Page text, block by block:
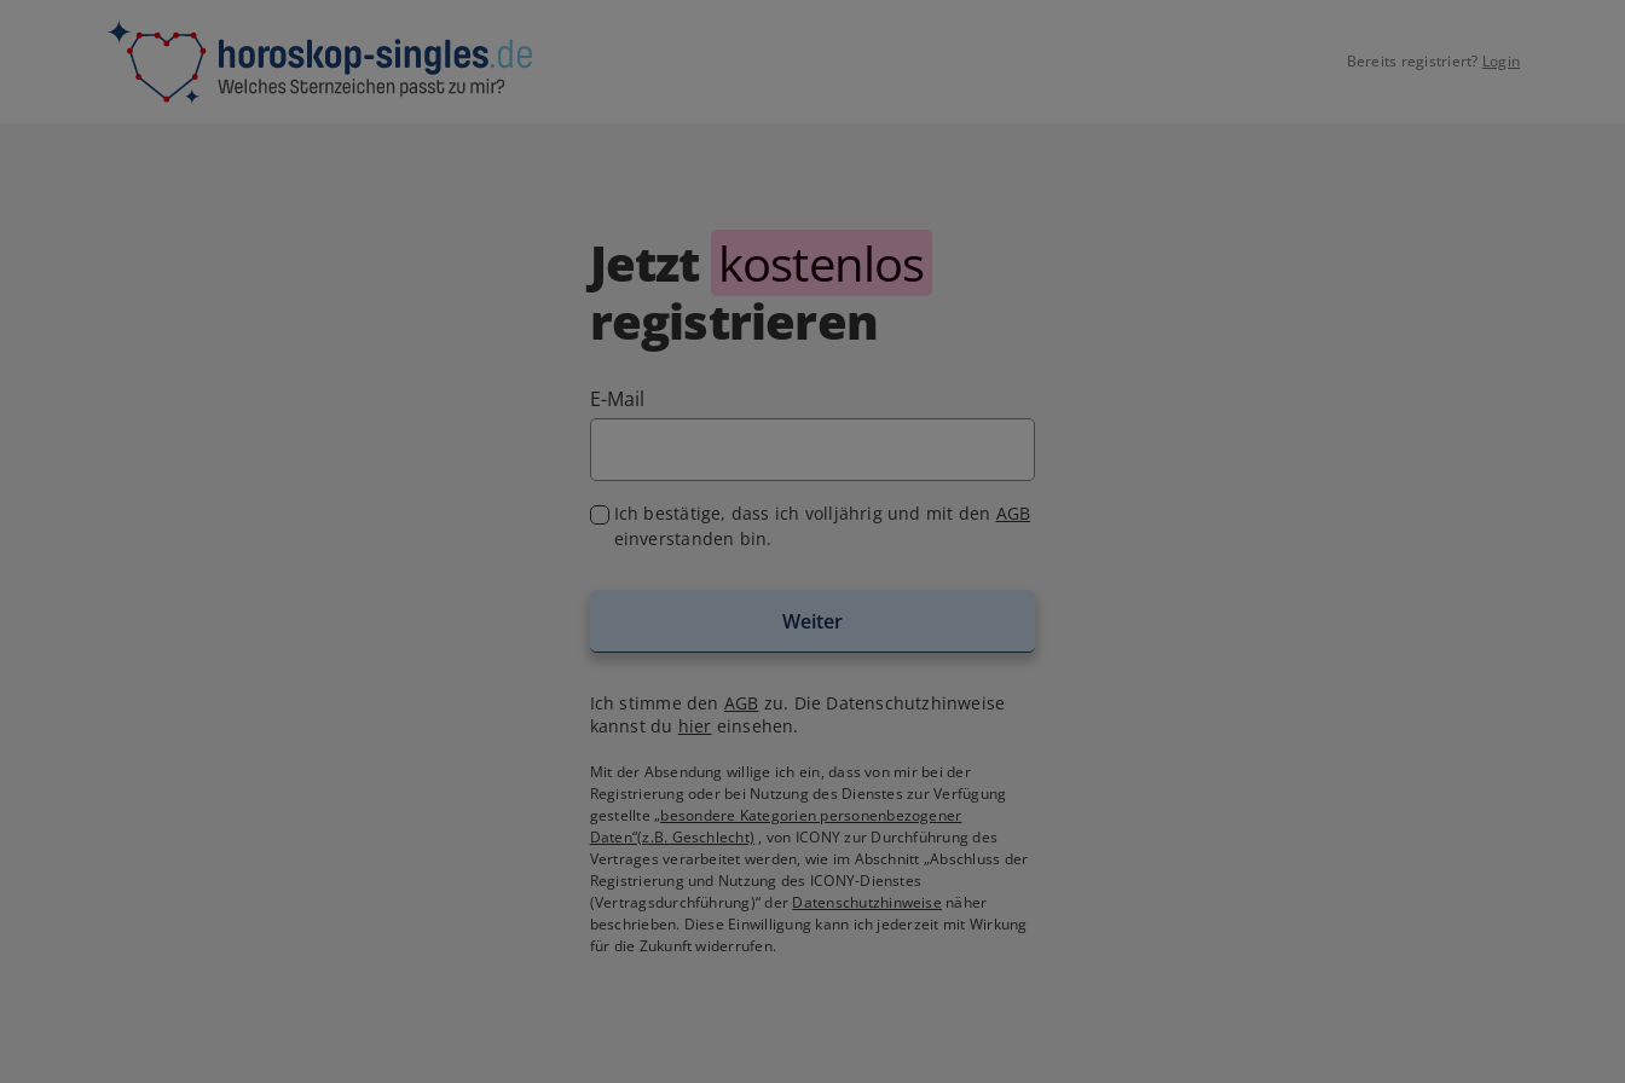
Bereits registriert? Login
Jetzt kostenlos
registrieren
E-Mail
Ich bestätige, dass ich volljährig und mit den AGB
einverstanden bin.
Weiter
Ich stimme den AGB zu. Die Datenschutzhinweise
kannst du hier einsehen.
Mit der Absendung willige ich ein, dass von mir bei der
Registrierung oder bei Nutzung des Dienstes zur Verfügung
gestellte„besondere Kategorien personenbezogener
Daten“(z.B. Geschlecht) , von ICONY zur Durchführung des
Vertrages verarbeitet werden, wie im Abschnitt „Abschluss der
Registrierung und Nutzung des ICONY-Dienstes
(Vertragsdurchführung)“ der Datenschutzhinweise näher
beschrieben. Diese Einwilligung kann ich jederzeit mit Wirkung
für die Zukunft widerrufen.